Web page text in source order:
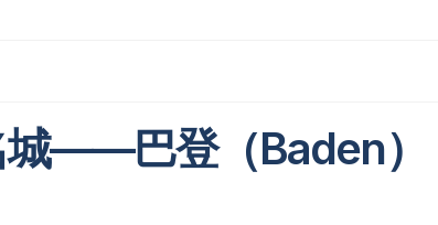
——巴登（Baden）